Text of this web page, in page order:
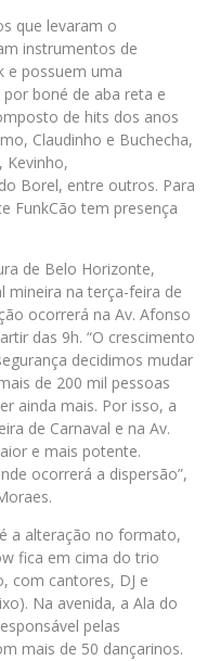
que levaram o
instrumentos de
e possuem uma
boné de aba reta e
de hits dos anos
Claudinho e Buchecha,
Kevinho,
Borel, entre outros. Para
FunkCão tem presença
de Belo Horizonte,
mineira na terça-feira de
ocorrerá na Av. Afonso
das 9h. “O crescimento
decidimos mudar
de 200 mil pessoas
ainda mais. Por isso, a
de Carnaval e na Av.
e mais potente.
ocorrerá a dispersão”,
a alteração no formato,
fica em cima do trio
com cantores, DJ e
Na avenida, a Ala do
pelas
mais de 50 dançarinos.